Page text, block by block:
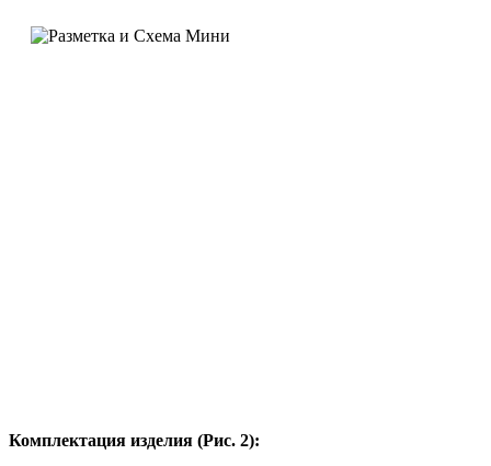
Комплектация изделия (Рис. 2):